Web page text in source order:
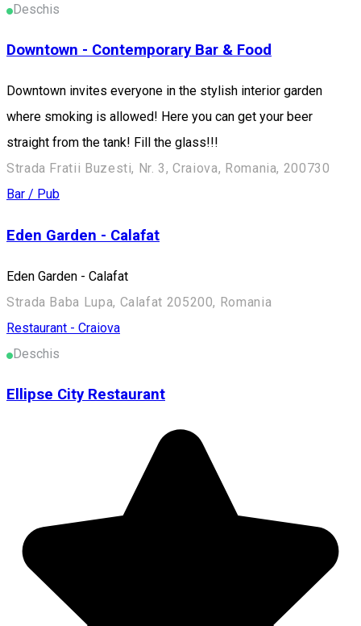
Deschis
Downtown - Contemporary Bar & Food
Downtown invites everyone in the stylish interior garden
where smoking is allowed! Here you can get your beer
straight from the tank! Fill the glass!!!
Strada Fratii Buzesti, Nr. 3, Craiova, Romania, 200730
Bar / Pub
Eden Garden - Calafat
Eden Garden - Calafat
Strada Baba Lupa, Calafat 205200, Romania
Restaurant - Craiova
Deschis
Ellipse City Restaurant